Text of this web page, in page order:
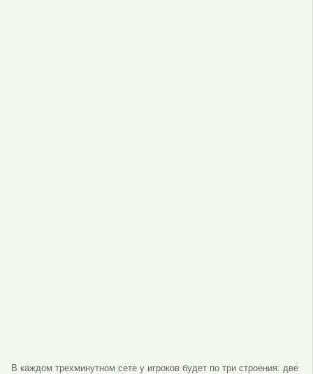
В каждом трехминутном сете у игроков будет по три строения: две